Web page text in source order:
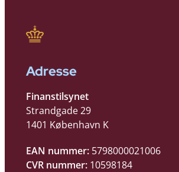
Adresse
Finanstilsynet
Strandgade 29
1401 København K
EAN nummer: 5798000021006
CVR nummer: 10598184